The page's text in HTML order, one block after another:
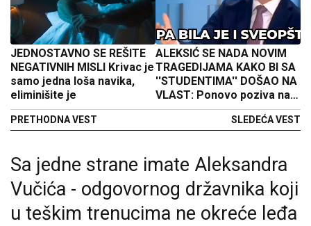
JEDNOSTAVNO SE REŠITE
NEGATIVNIH MISLI Krivac je
samo jedna loša navika,
eliminišite je
PRETHODNA VEST
ALEKSIĆ SE NADA NOVIM
TRAGEDIJAMA KAKO BI SA
''STUDENTIMA'' DOŠAO NA
VLAST: Ponovo poziva na
hapšenje Vučića! (VIDEO)
SLEDEĆA VEST
Sa jedne strane imate Aleksandra
Vučića - odgovornog državnika koji
u teškim trenucima ne okreće leđa